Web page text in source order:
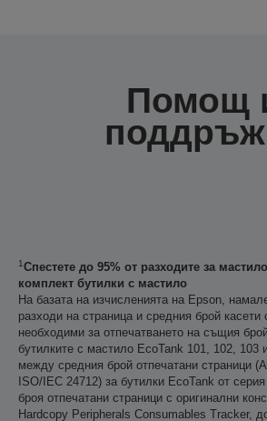
Помощ
1Спестете до 95% от разходите за
комплект бутилки с мастило
На базата на изчисленията на Epson,
разходи на страница и средния брой касети
необходими за отпечатването на същия
бутилките с мастило EcoTank 101, 102, 103
между средния брой отпечатани страници
ISO/IEC 24712) за бутилки EcoTank от
броя отпечатани страници с оригинални
Hardcopy Peripherals Consumables Tracker,